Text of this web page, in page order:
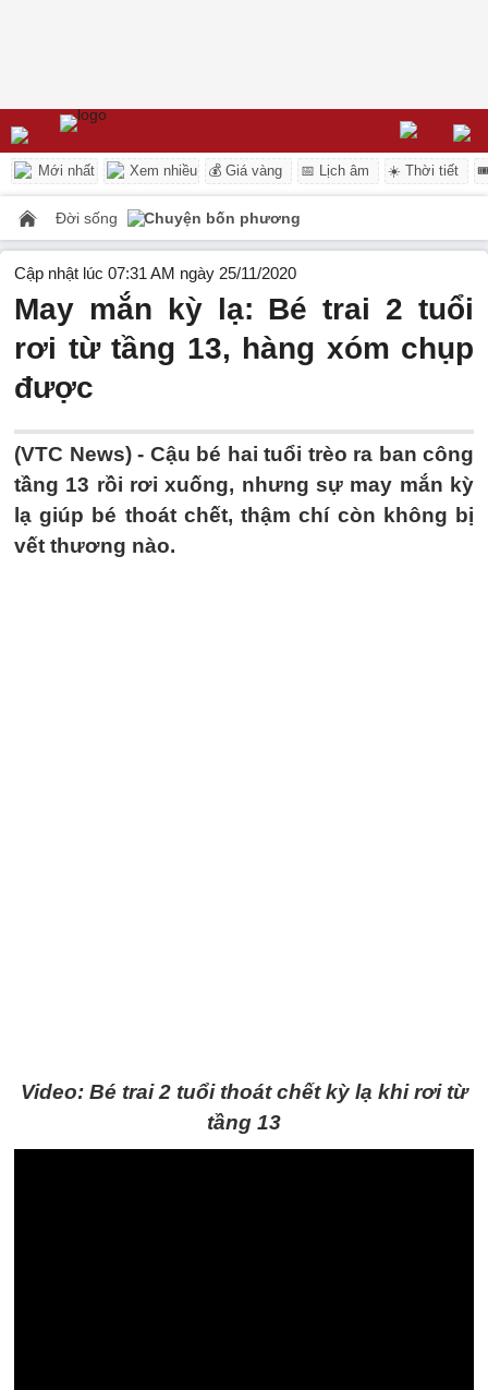
Mới nhất Xem nhiều 💰 Giá vàng 📅 Lịch âm ☀️ Thời tiết
Đời sống Chuyện bốn phương
Cập nhật lúc 07:31 AM ngày 25/11/2020
May mắn kỳ lạ: Bé trai 2 tuổi
rơi từ tầng 13, hàng xóm chụp
được
(VTC News) - Cậu bé hai tuổi trèo ra ban công
tầng 13 rồi rơi xuống, nhưng sự may mắn kỳ
lạ giúp bé thoát chết, thậm chí còn không bị
vết thương nào.
Video: Bé trai 2 tuổi thoát chết kỳ lạ khi rơi từ
tầng 13